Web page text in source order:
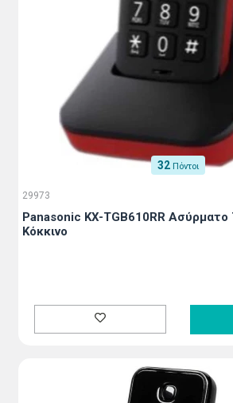
32 Πόντοι
29973
Panasonic KX-TGB610RR
Κόκκινο